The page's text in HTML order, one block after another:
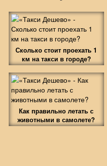
Сколько стоит проехать 1
км на такси в городе?
Как правильно летать с
животными в самолете?